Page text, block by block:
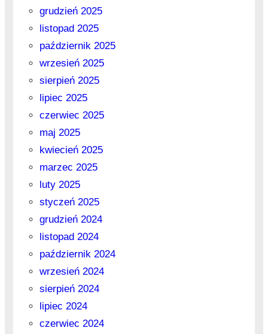
grudzień 2025
listopad 2025
październik 2025
wrzesień 2025
sierpień 2025
lipiec 2025
czerwiec 2025
maj 2025
kwiecień 2025
marzec 2025
luty 2025
styczeń 2025
grudzień 2024
listopad 2024
październik 2024
wrzesień 2024
sierpień 2024
lipiec 2024
czerwiec 2024